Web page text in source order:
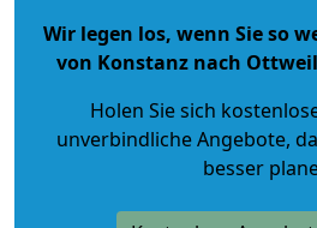
Wir legen los, wenn Sie so
von Konstanz nach
Holen Sie sich
unverbindliche Angebote,
besser